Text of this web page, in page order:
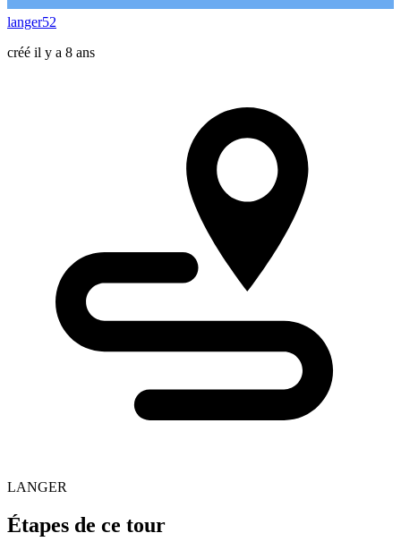
langer52
créé il y a 8 ans
LANGER
Étapes de ce tour